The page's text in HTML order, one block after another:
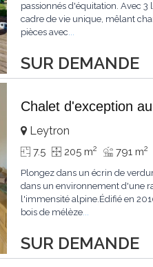
SUR DEMANDE
passionnés d'équitation. Avec
cadre de vie unique, mêlant
pièces avec...
Chalet d'exception
SUR DEMANDE
Leytron
7.5 205 m2 791 m2
Plongez dans un écrin de
dans un environnement d'une
l'immensité alpine.Édifié en
bois de mélèze...